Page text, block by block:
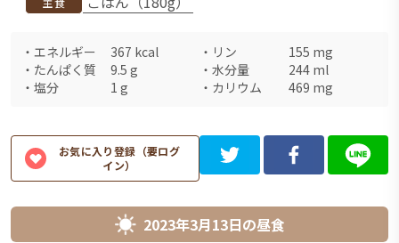
・ エネルギー 367 kcal ・ リン 155 mg
・ たんぱく質 9.5 g ・ 水分量 244 ml
・ 塩分 1 g ・ カリウム 469 mg
お気に入り登録（要ログ
イン）
2023年3月13日の昼食